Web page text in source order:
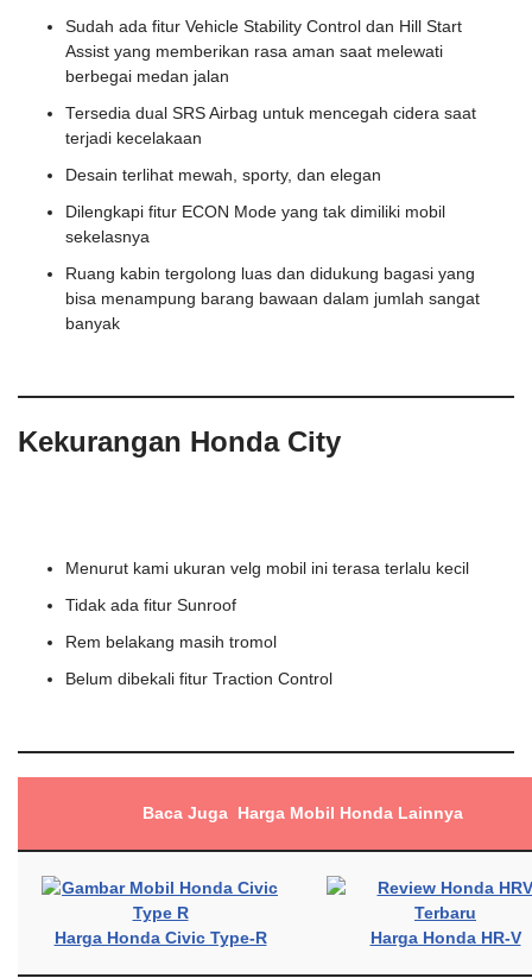
Sudah ada fitur Vehicle Stability Control dan Hill Start
Assist yang memberikan rasa aman saat melewati
berbegai medan jalan
Tersedia dual SRS Airbag untuk mencegah cidera saat
terjadi kecelakaan
Desain terlihat mewah, sporty, dan elegan
Dilengkapi fitur ECON Mode yang tak dimiliki mobil
sekelasnya
Ruang kabin tergolong luas dan didukung bagasi yang
bisa menampung barang bawaan dalam jumlah sangat
banyak
Kekurangan Honda City
Menurut kami ukuran velg mobil ini terasa terlalu kecil
Tidak ada fitur Sunroof
Rem belakang masih tromol
Belum dibekali fitur Traction Control
Baca Juga Harga Mobil Honda Lainnya
Harga Honda Civic Type-R Harga Honda HR-V